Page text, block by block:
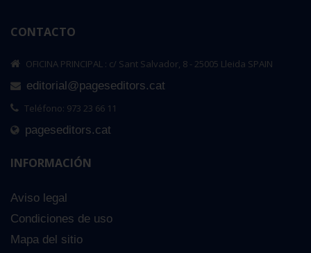
CONTACTO
OFICINA PRINCIPAL : c/ Sant Salvador, 8 - 25005 Lleida SPAIN
editorial@pageseditors.cat
Teléfono: 973 23 66 11
pageseditors.cat
INFORMACIÓN
Aviso legal
Condiciones de uso
Mapa del sitio